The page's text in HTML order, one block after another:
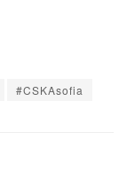
#CSKAsofia